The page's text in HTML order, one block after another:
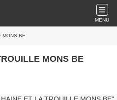
MENU
MONS BE
TROUILLE MONS BE